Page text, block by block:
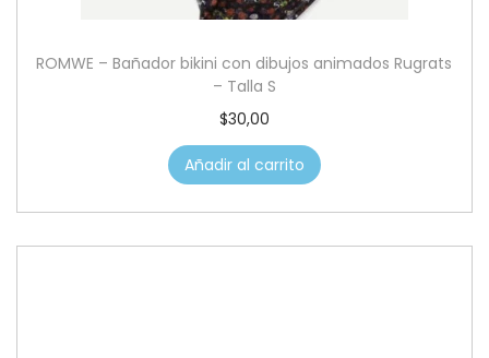
ROMWE – Bañador bikini con dibujos animados Rugrats
– Talla S
$30,00
Añadir al carrito